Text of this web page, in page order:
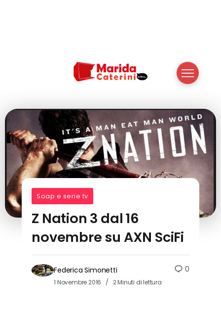
Soap e serie tv
Z Nation 3 dal 16
novembre su AXN SciFi
Federica Simonetti
1 Novembre 2016 2 Minuti di lettura
0